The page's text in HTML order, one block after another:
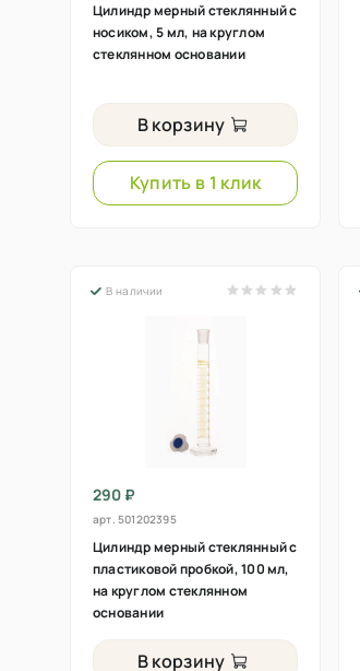
Цилиндр мерный стеклянный с
носиком, 5 мл, на круглом
стеклянном основании
В корзину
Купить в 1 клик
В наличии
290 ₽
арт. 501202395
Цилиндр мерный стеклянный с
пластиковой пробкой, 100 мл,
на круглом стеклянном
основании
В корзину